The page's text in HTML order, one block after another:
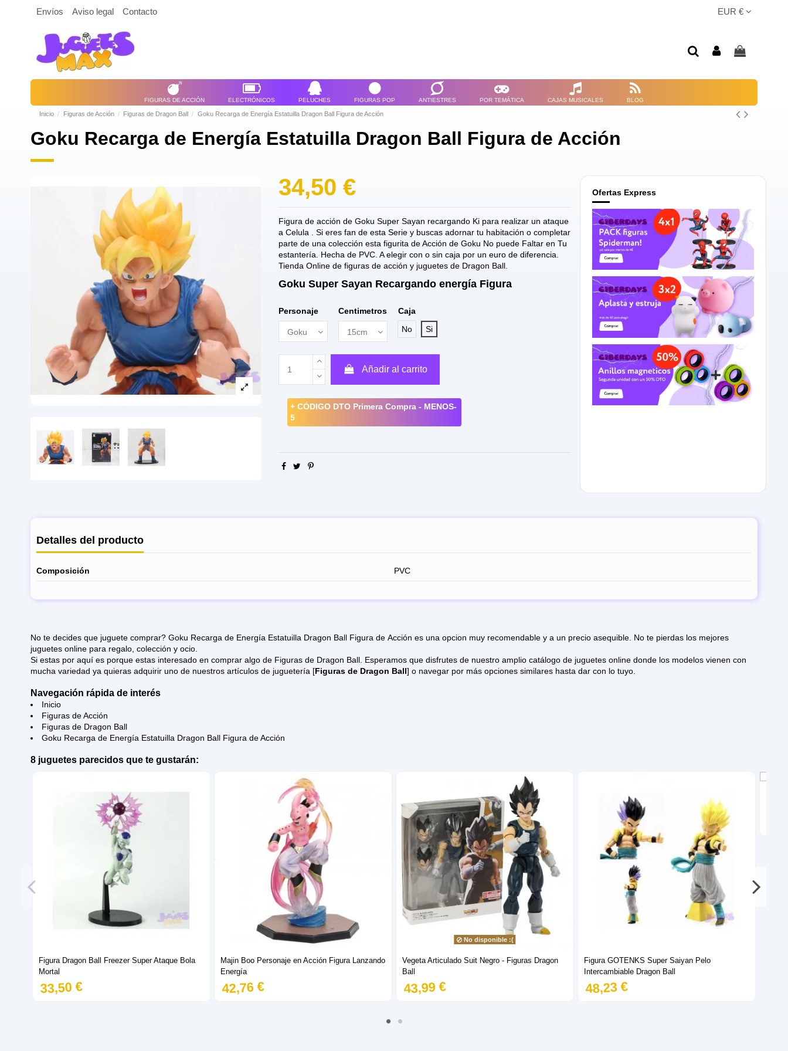
Envíos Aviso legal Contacto EUR €
FIGURAS DE ACCIÓN ELECTRÓNICOS PELUCHES FIGURAS POP ANTIESTRES POR TEMÁTICA CAJAS MUSICALES BLOG
Inicio Figuras de Acción Figuras de Dragon Ball Goku Recarga de Energía Estatuilla Dragon Ball Figura de Acción
Goku Recarga de Energía Estatuilla Dragon Ball Figura de Acción
34,50 €
Figura de acción de Goku Super Sayan recargando Ki para realizar un ataque
aCelula . Si eres fan de esta Serie y buscas adornar tu habitación o completar
parte de una colección esta figurita de Acción de Goku No puede Faltar en Tu
estantería. Hecha de PVC. A elegir con o sin caja por un euro de diferencia.
Tienda Online de figuras de acción y juguetes de Dragon Ball.
Goku Super Sayan Recargando energía Figura
Personaje Centimetros
Caja
No
Si
Añadir al carrito
+ CÓDIGO DTO Primera Compra - MENOS-
5
Ofertas Express
Detalles del producto
Composición PVC
No te decides que juguete comprar? Goku Recarga de Energía Estatuilla Dragon Ball Figura de Acción es una opcion muy recomendable y a un precio asequible. No te pierdas los mejores
juguetes online para regalo, colección y ocio.
Si estas por aquí es porque estas interesado en comprar algo de Figuras de Dragon Ball. Esperamos que disfrutes de nuestro amplio catálogo de juguetes online donde los modelos vienen con
mucha variedad ya quieras adquirir uno de nuestros artículos de juguetería [Figuras de Dragon Ball] o navegar por más opciones similares hasta dar con lo tuyo.
Navegación rápida de interés
Inicio
Figuras de Acción
Figuras de Dragon Ball
Goku Recarga de Energía Estatuilla Dragon Ball Figura de Acción
8 juguetes parecidos que te gustarán:
Figura Dragon Ball Freezer Super Ataque Bola
Mortal
33,50 €
Majin Boo Personaje en Acción Figura Lanzando
Energía
42,76 €
No disponible :(
Vegeta Articulado Suit Negro - Figuras Dragon
Ball
43,99 €
Figura GOTENKS Super Saiyan Pelo
Intercambiable Dragon Ball
48,23 €